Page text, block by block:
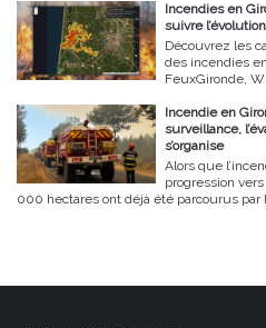
Incendies en
suivre
Découvrez les
des incendies
FeuxGironde,
Incendie en
surveillance,
s’organise
Alors que
progression
000 hectares ont déjà été parcourus par